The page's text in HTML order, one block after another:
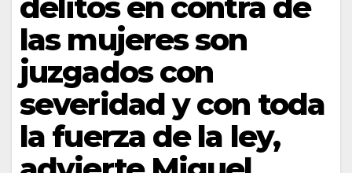
delitos en contra de
las mujeres son
juzgados con
severidad y con toda
la fuerza de la ley,